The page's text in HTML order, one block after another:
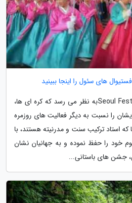
های سئول را اینجا ببینید
فستیوال های سئول | Seoul Festivalsبه نظر می رسد که کره ای ها،
را نسبت به دیگر فعالیت های روزمره
استاد ترکیب سنت و مدرنیته هستند، با
خود را حفظ نموده و به جهانیان نشان
جشن های باستانی...